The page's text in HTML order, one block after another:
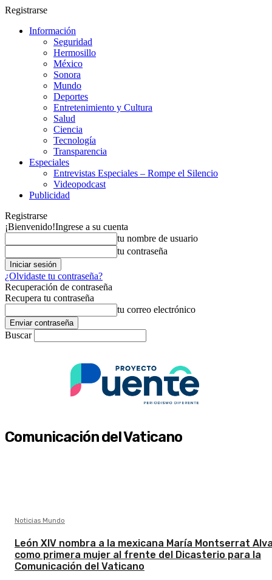
Registrarse
Información
Seguridad
Hermosillo
México
Sonora
Mundo
Deportes
Entretenimiento y Cultura
Salud
Ciencia
Tecnología
Transparencia
Especiales
Entrevistas Especiales – Rompe el Silencio
Videopodcast
Publicidad
Registrarse
¡Bienvenido!Ingrese a su cuenta
tu nombre de usuario
tu contraseña
¿Olvidaste tu contraseña?
Recuperación de contraseña
Recupera tu contraseña
tu correo electrónico
Buscar
Comunicación del Vaticano
Noticias Mundo
León XIV nombra a la mexicana María Montserrat
como primera mujer al frente del Dicasterio para la
Comunicación del Vaticano